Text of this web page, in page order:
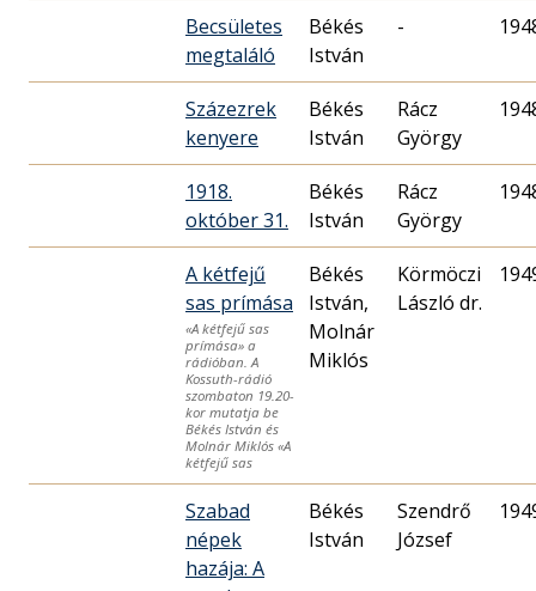
Becsületes
megtaláló
Békés
István
-
Százezrek
kenyere
Békés
István
Rácz
György
1918.
október 31.
Békés
István
Rácz
György
A kétfejű
sas prímása
«A kétfejű sas
prímása» a
rádióban. A
Kossuth-rádió
szombaton 19.20-
kor mutatja be
Békés István és
Molnár Miklós «A
kétfejű sas
Békés
István,
Molnár
Miklós
Körmöczi
László dr.
Szabad
népek
hazája: A
Békés
István
Szendrő
József